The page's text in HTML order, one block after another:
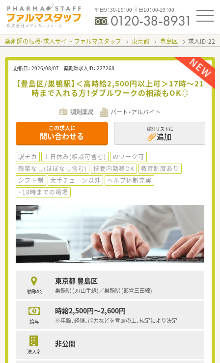
平日9：30-19：00 土日10：00-19：00
薬剤師の転職・求人サイト ファルマスタッフ 東京都 豊島区 求人ID：
更新日： 2026/08/07 薬剤師求人ID： 227268
【豊島区/巣鴨駅】＜高時給2,500円以上可＞17時～21
時まで入れる方！ダブルワークの相談もOK◎
調剤薬局 パート・アルバイト
この求人に
問い合わせる
検討リストに
追加
駅チカ 土日休み(相談可含む)
Ｗワーク可
残業なし(ほぼなし含む)
扶養内勤務OK
教育制度あり
シフト制
大手チェーン以外
ヘルプ体制充実
~18時までの職場
勤務地
東京都 豊島区
巣鴨駅 (JR山手線)／巣鴨駅 (都営三田線)
給与
時給2,500円～2,600円
※年齢、経験、能力などを考慮の上、規定により決定
法人名
非公開